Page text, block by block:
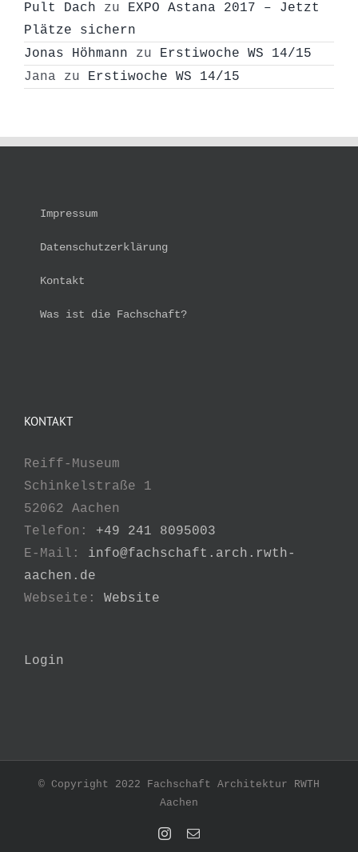
Pult Dach zu EXPO Astana 2017 – Jetzt
Plätze sichern
Jonas Höhmann zu Erstiwoche WS 14/15
Jana zu Erstiwoche WS 14/15
Impressum
Datenschutzerklärung
Kontakt
Was ist die Fachschaft?
KONTAKT
Reiff-Museum
Schinkelstraße 1
52062 Aachen
Telefon: +49 241 8095003
E-Mail: info@fachschaft.arch.rwth-
aachen.de
Webseite: Website
Login
© Copyright 2022 Fachschaft Architektur RWTH
Aachen
Instagram
E-